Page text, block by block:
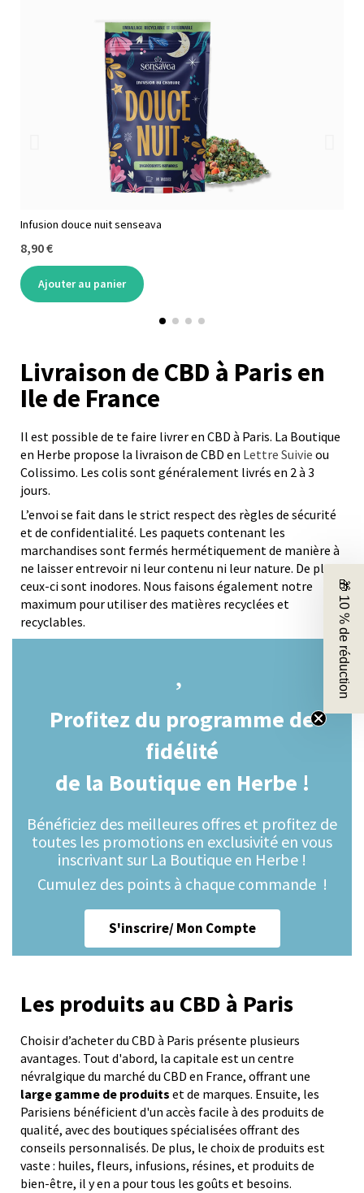
Infusion douce nuit senseava
8,90 €
Ajouter au panier
Livraison de CBD à Paris en
Ile de France
Il est possible de te faire livrer en CBD à Paris. La Boutique
en Herbe propose la livraison de CBD en Lettre Suivie ou
Colissimo. Les colis sont généralement livrés en 2 à 3
jours.
L’envoi se fait dans le strict respect des règles de sécurité
et de confidentialité. Les paquets contenant les
marchandises sont fermés hermétiquement de manière à
ne laisser entrevoir ni leur contenu ni leur nature. De plus,
ceux-ci sont inodores. Nous faisons également notre
maximum pour utiliser des matières recyclées et
recyclables.
Profitez du programme de
fidélité
de la Boutique en Herbe !
Bénéficiez des meilleures offres et profitez de
toutes les promotions en exclusivité en vous
inscrivant sur La Boutique en Herbe !
Cumulez des points à chaque commande !
S'inscrire/ Mon Compte
Les produits au CBD à Paris
Choisir d’acheter du CBD à Paris présente plusieurs
avantages. Tout d'abord, la capitale est un centre
névralgique du marché du CBD en France, offrant une
large gamme de produits et de marques. Ensuite, les
Parisiens bénéficient d'un accès facile à des produits de
qualité, avec des boutiques spécialisées offrant des
conseils personnalisés. De plus, le choix de produits est
vaste : huiles, fleurs, infusions, résines, et produits de
bien-être, il y en a pour tous les goûts et besoins.
🎁 10 % de réduction